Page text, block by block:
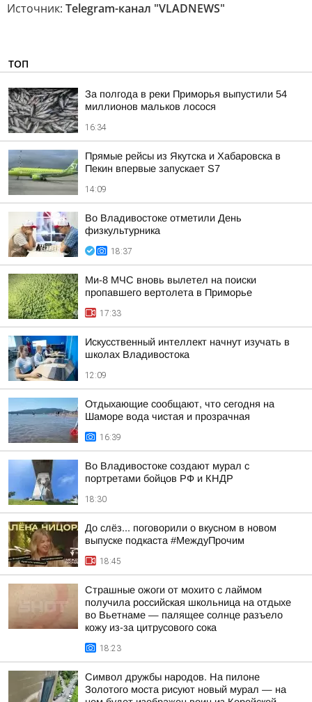
Источник: Telegram-канал "VLADNEWS"
ТОП
За полгода в реки Приморья выпустили 54
миллионов мальков лосося
16:34
Прямые рейсы из Якутска и Хабаровска в
Пекин впервые запускает S7
14:09
Во Владивостоке отметили День
физкультурника
18:37
Ми-8 МЧС вновь вылетел на поиски
пропавшего вертолета в Приморье
17:33
Искусственный интеллект начнут изучать в
школах Владивостока
12:09
Отдыхающие сообщают, что сегодня на
Шаморе вода чистая и прозрачная
16:39
Во Владивостоке создают мурал с
портретами бойцов РФ и КНДР
18:30
До слёз... поговорили о вкусном в новом
выпуске подкаста #МеждуПрочим
18:45
Страшные ожоги от мохито с лаймом
получила российская школьница на отдыхе
во Вьетнаме — палящее солнце разъело
кожу из-за цитрусового сока
18:23
Символ дружбы народов. На пилоне
Золотого моста рисуют новый мурал — на